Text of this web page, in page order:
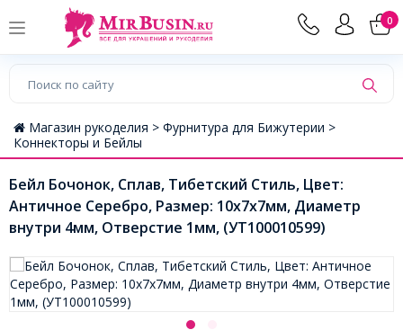
0
Магазин рукоделия > Фурнитура для Бижутерии >
Коннекторы и Бейлы
Бейл Бочонок, Сплав, Тибетский Стиль, Цвет:
Античное Серебро, Размер: 10x7x7мм, Диаметр
внутри 4мм, Отверстие 1мм, (УТ100010599)